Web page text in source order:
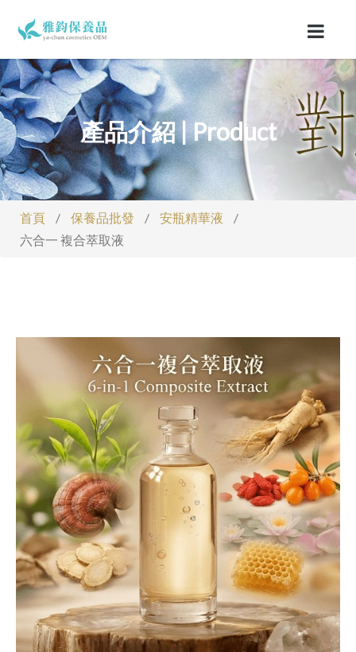
產品介紹 | Product
首頁 / 保養品批發 / 安瓶精華液
/
六合一 複合萃取液